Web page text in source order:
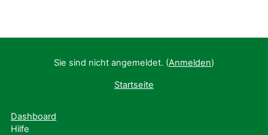
Sie sind nicht angemeldet. (Anmelden)
Startseite
Dashboard
Hilfe